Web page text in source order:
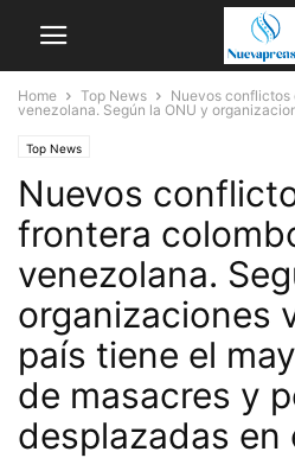
Home Top News
Nuevos conflictos
venezolana. Según la ONU y
Top News
Nuevos
frontera
venezolana.
organizaciones
país tiene el
de masacres y
desplazadas en